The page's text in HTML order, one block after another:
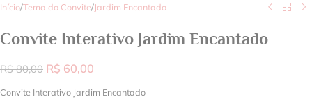
Início/Tema do Convite/Jardim Encantado
Convite Interativo Jardim Encantado
R$80,00 R$ 60,00
Convite Interativo Jardim Encantado